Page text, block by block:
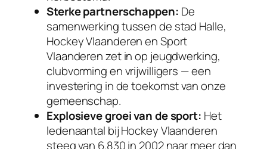
Sterke partnerschappen: De
samenwerking tussen de stad Halle,
Hockey Vlaanderen en Sport
Vlaanderen zet in op jeugdwerking,
clubvorming en vrijwilligers — een
investering in de toekomst van onze
gemeenschap.
Explosieve groei van de sport: Het
ledenaantal bij Hockey Vlaanderen
steeg van 6.830 in 2002 naar meer dan